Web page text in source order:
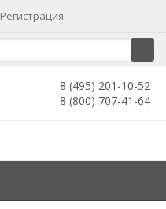
Регистрация
8 (495) 201-10-52
8 (800) 707-41-64